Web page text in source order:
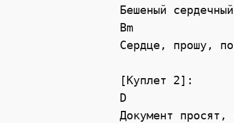
Бешеный
Bm
Сердце, прошу,
[Куплет 2]:
D
Документ просят,